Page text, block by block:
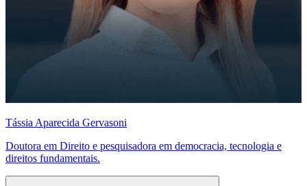
Tássia Aparecida Gervasoni
Doutora em Direito e pesquisadora em democracia, tecnologia e
direitos fundamentais.